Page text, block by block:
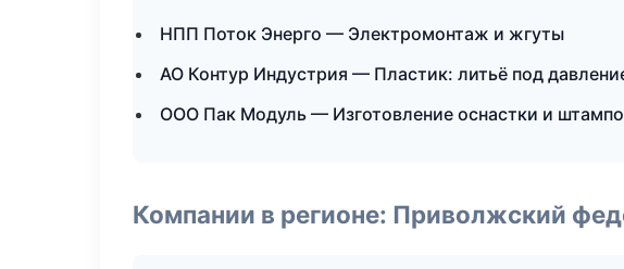
НПП Поток Энерго — Электромонтаж и жгуты
АО Контур Индустрия — Пластик: литьё под
ООО Пак Модуль — Изготовление оснастки и
Компании в регионе: Приволжский